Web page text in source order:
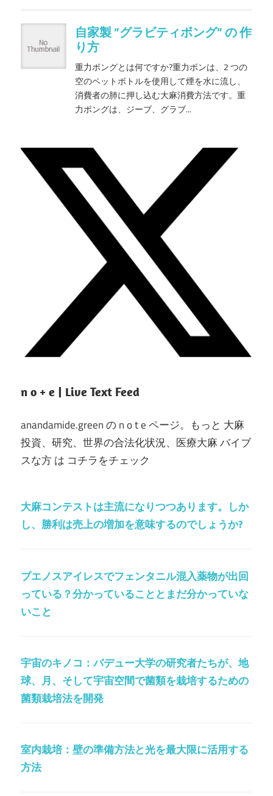
n o + e | Live Text Feed
anandamide.green の n o t e ページ。もっと 大麻
投資、研究、世界の合法化状況、医療大麻 バイブ
スな方 は コチラをチェック
大麻コンテストは主流になりつつあります。しか
し、勝利は売上の増加を意味するのでしょうか?
ブエノスアイレスでフェンタニル混入薬物が出回
っている？分かっていることとまだ分かっていな
いこと
宇宙のキノコ：パデュー大学の研究者たちが、地
球、月、そして宇宙空間で菌類を栽培するための
菌類栽培法を開発
室内栽培：壁の準備方法と光を最大限に活用する
方法